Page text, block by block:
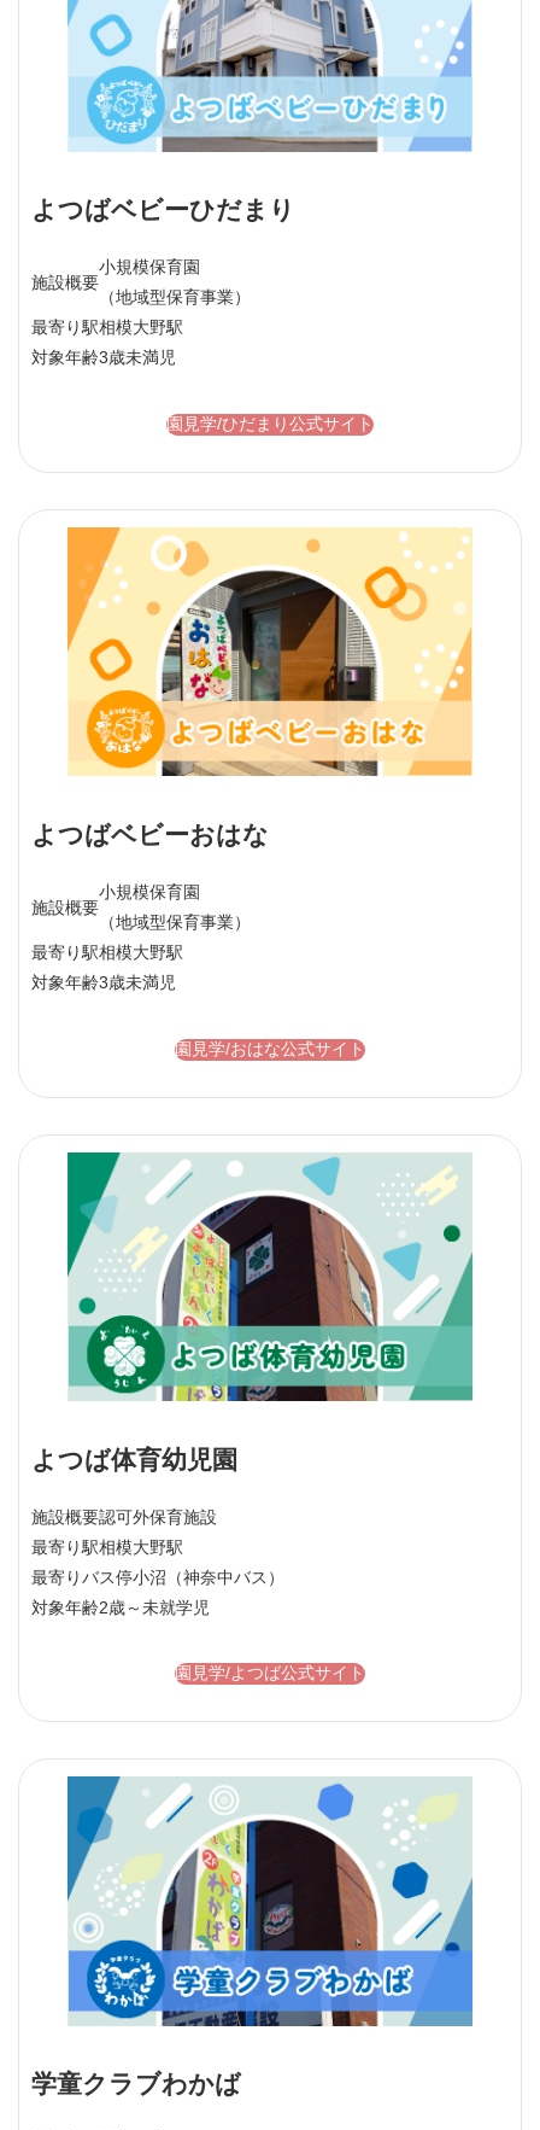
よつばベビーひだまり
施設概要
小規模保育園
（地域型保育事業）
最寄り駅相模大野駅
対象年齢3歳未満児
園見学/ひだまり公式サイト
よつばベビーおはな
施設概要
小規模保育園
（地域型保育事業）
最寄り駅相模大野駅
対象年齢3歳未満児
園見学/おはな公式サイト
よつば体育幼児園
施設概要認可外保育施設
最寄り駅相模大野駅
最寄りバス停小沼（神奈中バス）
対象年齢2歳～未就学児
園見学/よつば公式サイト
学童クラブわかば